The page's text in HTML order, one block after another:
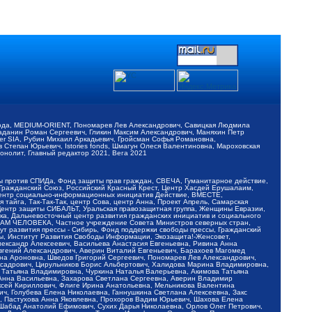
MEDIUM-ORIENT, Пономарев Лев Александрович, Савицкая Людмила
Роман Сергеевич, Гликин Максим Александрович, Маняхин Петр
Рубин Михаил Аркадьевич, Гройсман Софья Романовна,
Юрьевич, Istories fonds, Шмагун Олеся Валентиновна, Мароховская
Главный редактор 2021, Вега 2021
СПИДа, Фонд защиты прав граждан, СВЕЧА, Гуманитарное действие,
Союз, Российский Красный Крест, Центр Хасдей Ерушалаим,
социально-информационных инициатив Действие, ВМЕСТЕ,
Так-Так-Так, центр Сова, центр Анна, Проект Апрель, Самарская
защиты СИБАЛЬТ, Уральская правозащитная группа, Женщины Евразии,
Дальневосточный центр развития гражданских инициатив и социального
ЧЕЛОВЕКА, Частное учреждение Совета Министров северных стран,
прессы - Сибирь, Фонд поддержки свободы прессы, Гражданский
Институт Развития Свободы Информации, Экозащита!-Женсовет,
Алексеевич, Васильева Анастасия Евгеньевна, Ривина Анна
Александрович, Аверин Виталий Евгеньевич, Барахоев Магомед
Шведов Григорий Сергеевич, Пономарев Лев Александрович,
Цирульников Борис Альбертович, Халидова Марина Владимировна,
Владимировна, Чуркина Наталья Валерьевна, Акимова Татьяна
Васильевна, Захарова Светлана Сергеевна, Аверин Владимир
Кириллович, Флиге Ирина Анатольевна, Мельникова Валентина
Елена Николаевна, Ганнушкина Светлана Алексеевна, Закс
Анна Яковлевна, Прохоров Вадим Юрьевич, Шахова Елена
Анатолий Ефимович, Сухих Дарья Николаевна, Орлов Олег Петрович,